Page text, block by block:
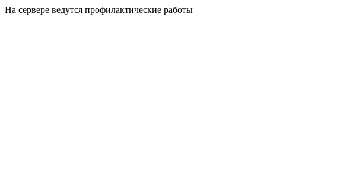
На сервере ведутся профилактические работы